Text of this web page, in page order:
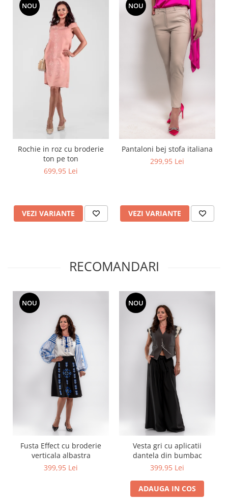
NOU
Rochie in roz cu broderie
ton pe ton
699,95 Lei
VEZI VARIANTE
NOU
Pantaloni bej stofa italiana
299,95 Lei
VEZI VARIANTE
RECOMANDARI
NOU
Fusta Effect cu broderie
verticala albastra
399,95 Lei
NOU
Vesta gri cu aplicatii
dantela din bumbac
399,95 Lei
ADAUGA IN COS